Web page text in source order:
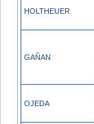
HOLTHEUER
GAÑAN
OJEDA